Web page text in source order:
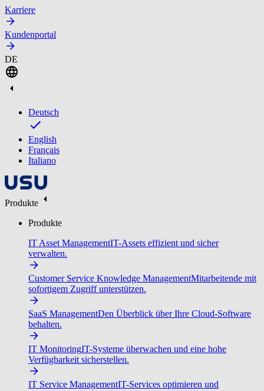
Karriere
Kundenportal
DE
Deutsch
English
Français
Italiano
Produkte
Produkte
IT Asset ManagementIT-Assets effizient und sicher
verwalten.
Customer Service Knowledge ManagementMitarbeitende mit
sofortigem Zugriff unterstützen.
SaaS ManagementDen Überblick über Ihre Cloud-Software
behalten.
IT MonitoringIT-Systeme überwachen und eine hohe
Verfügbarkeit sicherstellen.
IT Service ManagementIT-Services optimieren und